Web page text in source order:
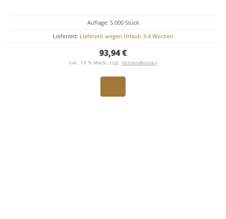
Auflage: 5.000 Stück
Lieferzeit: Lieferzeit wegen Urlaub 3-4 Wochen
93,94 €
inkl. 19 % MwSt. zzgl. Versandkosten